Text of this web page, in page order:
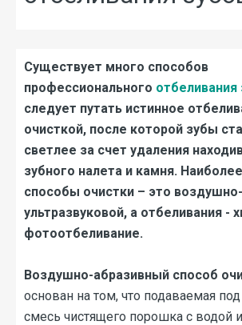
безналичного платежа
Порядок предоставления
медицинских услуг
Контакты контролирующих
органов
Наши партнеры
Фото работ
Костная пластика
Установка коронки на зуб
Имплантация зубов
реклама
друзья
Существует много способов
профессионального отбеливания
следует путать истинное
очисткой, после которой зубы
светлее за счет удаления
зубного налета и камня.
способы очистки – это
ультразвуковой, а отбеливания -
фотоотбеливание.
Воздушно-абразивный способ
основан на том, что подаваемая
смесь чистящего порошка с водой